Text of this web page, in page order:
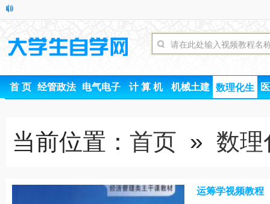
首 页 经管政法 电气电子 计 算 机 机械土建 数理化生
当前位置： 首页 » 数理
运筹学视频教程